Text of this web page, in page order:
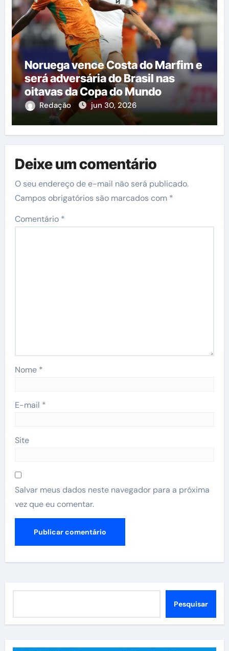
Noruega vence Costa do Marfim e
será adversária do Brasil nas
oitavas da Copa do Mundo
Redação jun 30, 2026
Deixe um comentário
O seu endereço de e-mail não será publicado.
Campos obrigatórios são marcados com *
Comentário *
Nome *
E-mail *
Site
Salvar meus dados neste navegador para a próxima
vez que eu comentar.
Pesquisar